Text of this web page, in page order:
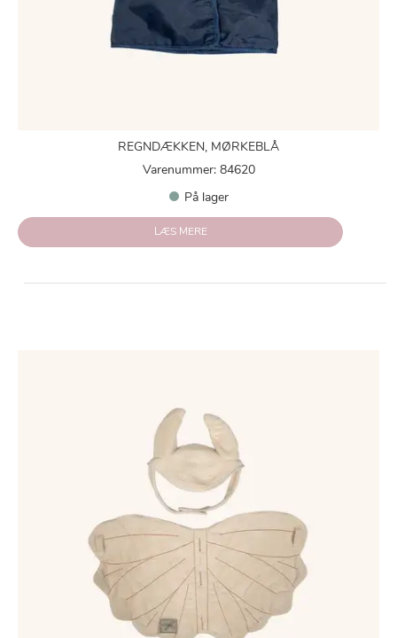
REGNDÆKKEN, MØRKEBLÅ
Varenummer: 84620
På lager
LÆS MERE